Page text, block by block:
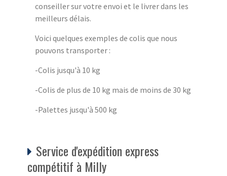
conseiller sur votre envoi et le livrer dans les
meilleurs délais.
Voici quelques exemples de colis que nous
pouvons transporter :
-Colis jusqu'à 10 kg
-Colis de plus de 10 kg mais de moins de 30 kg
-Palettes jusqu'à 500 kg
Service d'expédition express
compétitif à Milly